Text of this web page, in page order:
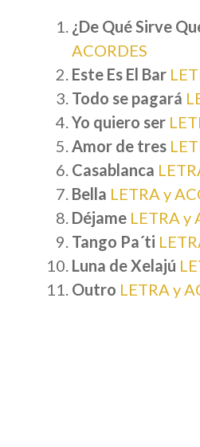
¿De Qué Sirve
ACORDES
Este Es El Bar
Todo se pagará
Yo quiero ser
Amor de tres
Casablanca
Bella LETRA y
Déjame LETRA y
Tango Pa´ti
Luna de Xelajú
Outro LETRA y